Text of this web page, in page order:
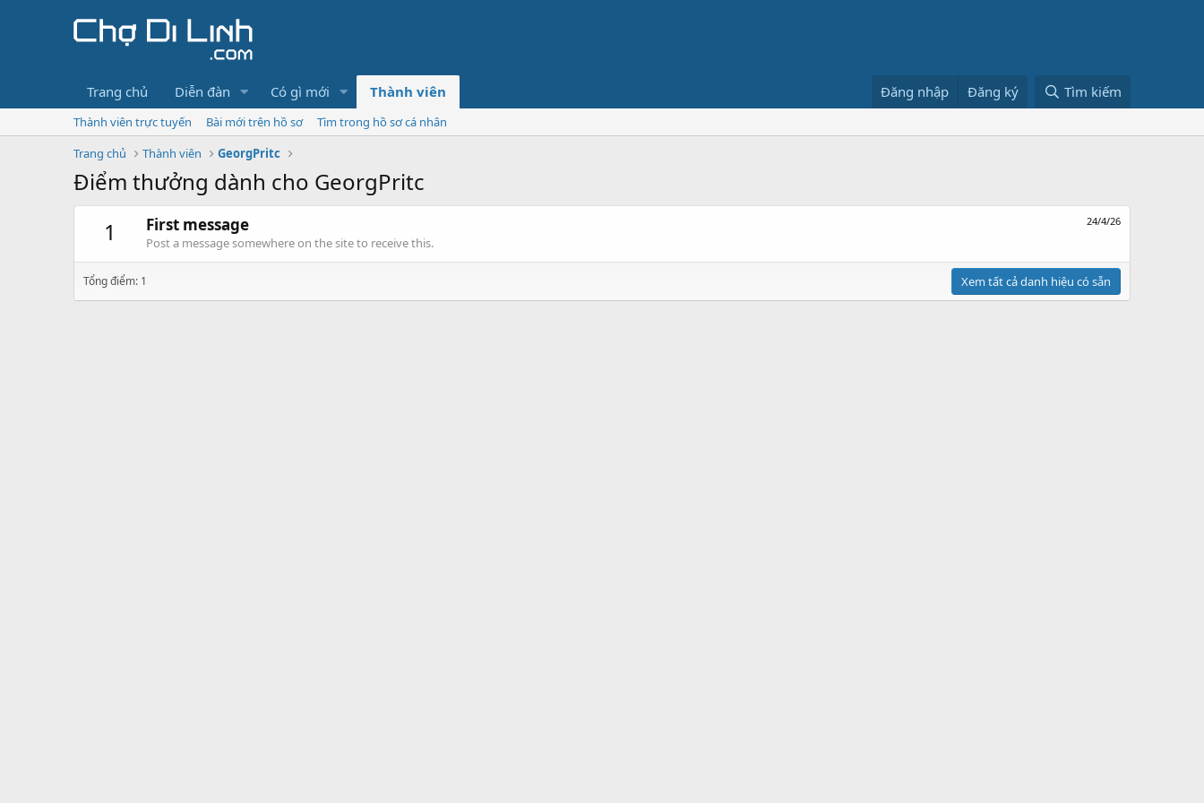
Trang chủ Diễn đàn Có gì mới Thành viên Đăng nhập Đăng ký Tìm kiếm
Thành viên trực tuyến Bài mới trên hồ sơ
Tìm trong hồ sơ cá nhân
Trang chủ
Thành viên GeorgPritc
Điểm thưởng dành cho GeorgPritc
1
24/4/26
First message
Post a message somewhere on the site to receive this.
Tổng điểm: 1 Xem tất cả danh hiệu có sẵn